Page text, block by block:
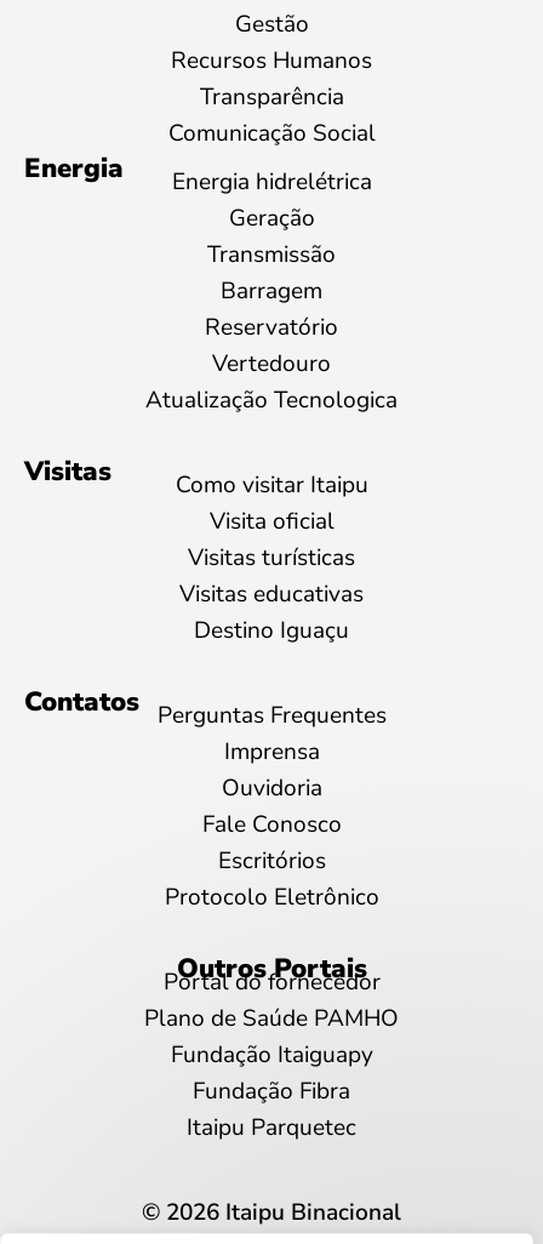
Gestão
Recursos Humanos
Transparência
Comunicação Social
Energia
Energia hidrelétrica
Geração
Transmissão
Barragem
Reservatório
Vertedouro
Atualização Tecnologica
Visitas
Como visitar Itaipu
Visita oficial
Visitas turísticas
Visitas educativas
Destino Iguaçu
Contatos
Perguntas Frequentes
Imprensa
Ouvidoria
Fale Conosco
Escritórios
Protocolo Eletrônico
Outros Portais
Portal do fornecedor
Plano de Saúde PAMHO
Fundação Itaiguapy
Fundação Fibra
Itaipu Parquetec
© 2026 Itaipu Binacional